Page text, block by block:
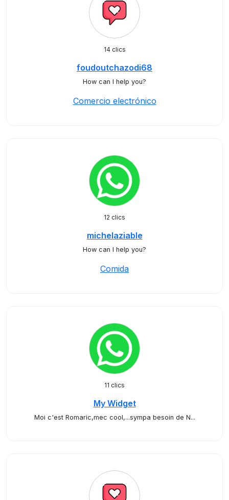
14 clics
foudoutchazodi68
How can I help you?
Comercio electrónico
12 clics
michelaziable
How can I help you?
Comida
11 clics
My Widget
Moi c'est Romaric,mec cool,...sympa besoin de N...